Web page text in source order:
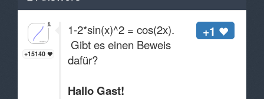
+15140
+1
1-2*sin(x)^2 = cos(2x).
Gibt es einen Beweis
dafür?
Hallo Gast!